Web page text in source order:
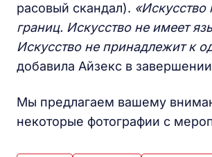
расовый скандал). «Искусство
границ. Искусство не имеет
Искусство не принадлежит к
добавила Айзекс в
Мы предлагаем вашему
некоторые фотографии с